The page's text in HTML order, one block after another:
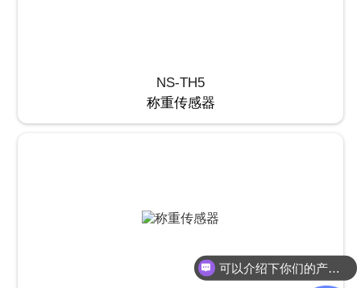
NS-TH5
称重传感器
可以介绍下你们的产品么？